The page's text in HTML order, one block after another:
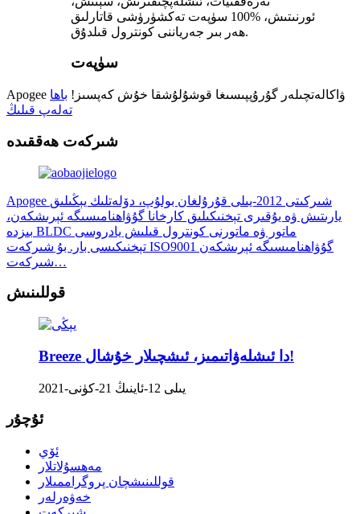
ئورنىتىش، %100 سۈپەت تەكشۈرۈشى قاتارلىق
ھەر بىر جەرياننى كونترول قىلدۇق.
سۈپەت
Apogee ۋاكالەتچىلەر گۇرۇپپىسىغا قوشۇلۇشقا خۇش كەپسىز! باھا
تەلەپ قىلىڭ
شىركەت ھەققىدە
Apogee شىركىتى 2012-يىلى قۇرۇلغان بولۇپ، دۆلەتلىك يېڭىلىق
يارىتىش ۋە يۇقىرى تېخنىكىلىق كارخانا گۇۋاھنامىسىگە ئېرىشكەن،
بىزدە BLDC ماتور ۋە ماتورنى كونترول قىلىش يادروسى
تېخنىكىسى بار. بۇ شىركەت ISO9001 گۇۋاھنامىسىگە ئېرىشكەن
شىركەت…
قوللىنىش
Breeze دا ئىشلەۋاتىمىز، ئىشچىلار خۇشال!
2021-يىلى 12-ئاينىڭ 21-كۈنى
ئۇچۇر
ئۆي
مەھسۇلاتلار
قوللىنىشچان پروگراممىلار
خەۋەرلەر